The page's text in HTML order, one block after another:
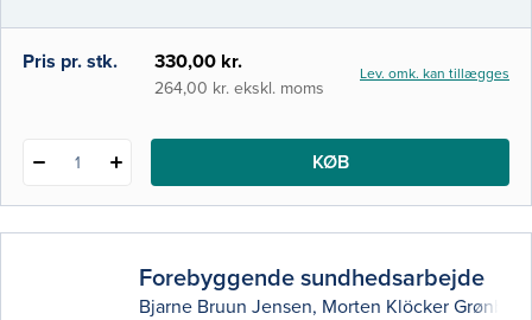
hjælpemidler med udgangspunkt i en
generisk model for systematisk
hjælpemiddelf
e-bog
Pris pr. stk. 330,00 kr.
264,00 kr. ekskl. moms
Lev. omk. kan tillægges
1 KØB
Forebyggende sundhedsarbejde
Bjarne Bruun Jensen, Morten Klöcker Grønbæk